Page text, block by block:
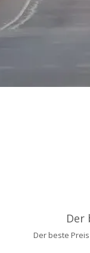
Der
Der beste